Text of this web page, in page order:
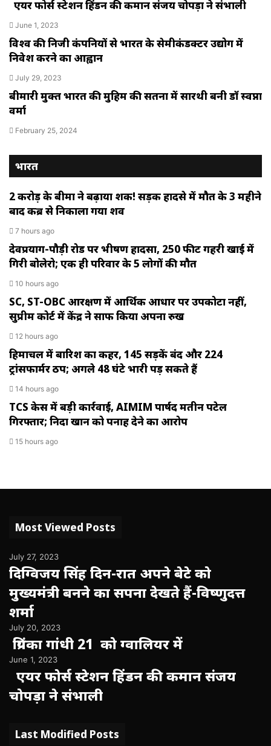
एयर फोर्स स्टेशन हिंडन की कमान संजय चोपड़ा ने संभाली
June 1, 2023
विश्‍व की निजी कंपनियों से भारत के सेमीकंडक्टर उद्योग में
निवेश करने का आह्वान
July 29, 2023
बीमारी मुक्त भारत की मुहिम की सतना में सारथी बनी डाॅ स्वप्ना
वर्मा
February 25, 2024
भारत
2 करोड़ के बीमा ने बढ़ाया शक! सड़क हादसे में मौत के 3 महीने
बाद कब्र से निकाला गया शव
7 hours ago
देवप्रयाग-पौड़ी रोड पर भीषण हादसा, 250 फीट गहरी खाई में
गिरी बोलेरो; एक ही परिवार के 5 लोगों की मौत
10 hours ago
SC, ST-OBC आरक्षण में आर्थिक आधार पर उपकोटा नहीं,
सुप्रीम कोर्ट में केंद्र ने साफ किया अपना रुख
12 hours ago
हिमाचल में बारिश का कहर, 145 सड़कें बंद और 224
ट्रांसफार्मर ठप; अगले 48 घंटे भारी पड़ सकते हैं
14 hours ago
TCS केस में बड़ी कार्रवाई, AIMIM पार्षद मतीन पटेल
गिरफ्तार; निदा खान को पनाह देने का आरोप
15 hours ago
Most Viewed Posts
July 27, 2023
दिग्विजय सिंह दिन-रात अपने बेटे को
मुख्यमंत्री बनने का सपना देखते हैं-विष्णुदत्त
शर्मा
July 20, 2023
प्रियंका गांधी 21 को ग्वालियर में
June 1, 2023
एयर फोर्स स्टेशन हिंडन की कमान संजय
चोपड़ा ने संभाली
Last Modified Posts